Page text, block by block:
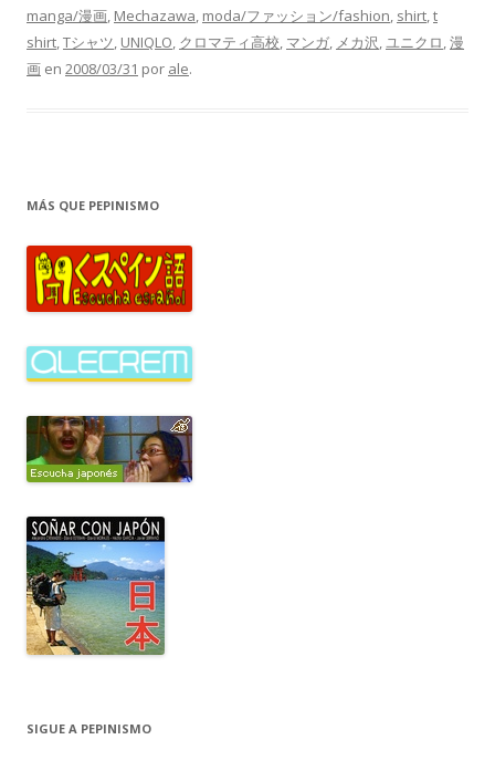
manga/漫画, Mechazawa, moda/ファッション/fashion, shirt,t
shirt,Tシャツ, UNIQLO, クロマティ高校, マンガ, メカ沢,ユニクロ,漫
画 en 2008/03/31 por ale.
MÁS QUE PEPINISMO
SIGUE A PEPINISMO